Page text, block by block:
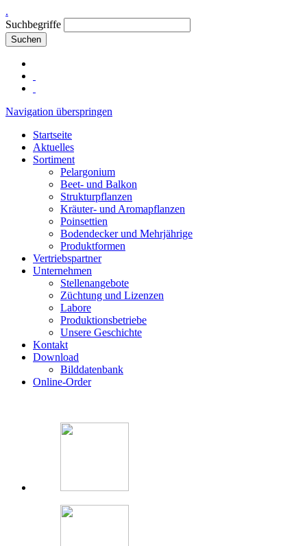
.
Suchbegriffe
Suchen
Navigation überspringen
Startseite
Aktuelles
Sortiment
Pelargonium
Beet- und Balkon
Strukturpflanzen
Kräuter- und Aromapflanzen
Poinsettien
Bodendecker und Mehrjährige
Produktformen
Vertriebspartner
Unternehmen
Stellenangebote
Züchtung und Lizenzen
Labore
Produktionsbetriebe
Unsere Geschichte
Kontakt
Download
Bilddatenbank
Online-Order